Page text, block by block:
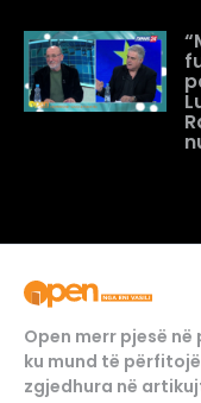
Open merr pjesë
ku mund të
zgjedhura në